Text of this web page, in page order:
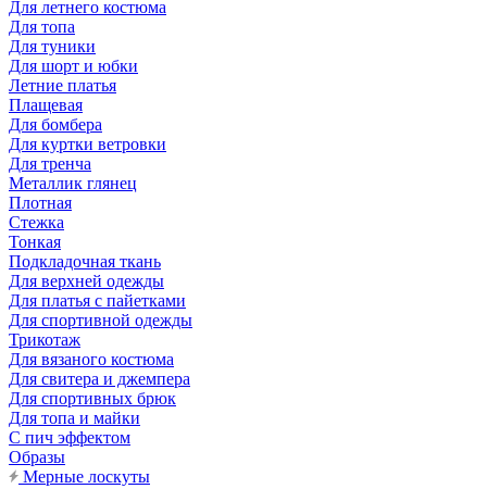
Для летнего костюма
Для топа
Для туники
Для шорт и юбки
Летние платья
Плащевая
Для бомбера
Для куртки ветровки
Для тренча
Металлик глянец
Плотная
Стежка
Тонкая
Подкладочная ткань
Для верхней одежды
Для платья с пайетками
Для спортивной одежды
Трикотаж
Для вязаного костюма
Для свитера и джемпера
Для спортивных брюк
Для топа и майки
С пич эффектом
Образы
Мерные лоскуты